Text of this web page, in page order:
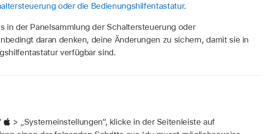
oder die Bedienungshilfentastatur.
in der Panelsammlung der Schaltersteuerung oder
daran denken, deine Änderungen zu sichern, damit sie in
verfügbar sind.
> „Systemeinstellungen“, klicke in der Seitenleiste auf